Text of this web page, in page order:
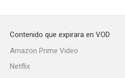
Contenido que expirara en VOD
Amazon Prime Video
Netflix